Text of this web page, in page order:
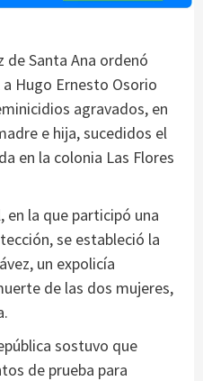
de Santa Ana ordenó
Hugo Ernesto Osorio
agravados, en
e hija, sucedidos el
en la colonia Las Flores
en la que participó una
se estableció la
un expolicía
de las dos mujeres,
sostuvo que
de prueba para